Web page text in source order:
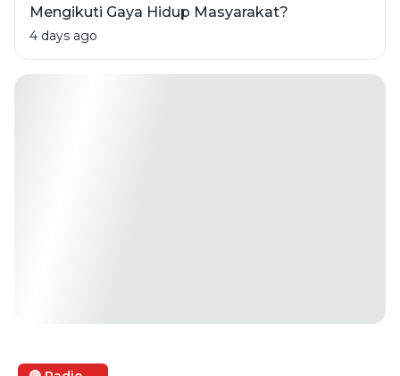
Mengikuti Gaya Hidup Masyarakat?
4 days ago